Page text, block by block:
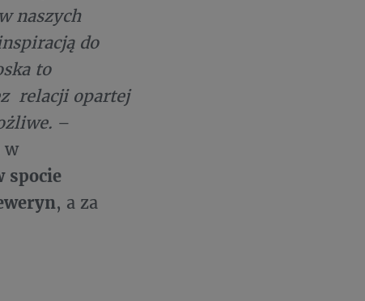
naszych
do
to
relacji opartej
–
w
spocie
, a za